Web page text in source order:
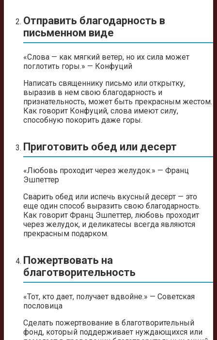
Отправить благодарность в
письменном виде
«Слова — как мягкий ветер, но их сила может
поглотить горы.» — Конфуций
Написать священнику письмо или открытку,
выразив в нем свою благодарность и
признательность, может быть прекрасным жестом.
Как говорит Конфуций, слова имеют силу,
способную покорить даже горы.
Приготовить обед или десерт
«Любовь проходит через желудок.» — Франц
Эшпеттер
Сварить обед или испечь вкусный десерт — это
еще один способ выразить свою благодарность.
Как говорит Франц Эшпеттер, любовь проходит
через желудок, и деликатесы всегда являются
прекрасным подарком.
Пожертвовать на
благотворительность
«Тот, кто дает, получает вдвойне.» — Советская
пословица
Сделать пожертвование в благотворительный
фонд, который поддерживает нуждающихся или